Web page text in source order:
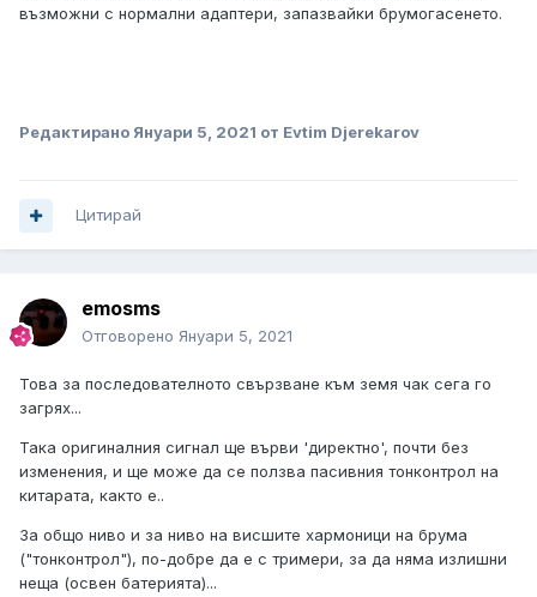
възможни с нормални адаптери, запазвайки брумогасенето.
Редактирано Януари 5, 2021 от Evtim Djerekarov
Цитирай
emosms
Отговорено Януари 5, 2021
Това за последователното свързване към земя чак сега го
загрях...
Така оригиналния сигнал ще върви 'директно', почти без
изменения, и ще може да се ползва пасивния тонконтрол на
китарата, както е..
За общо ниво и за ниво на висшите хармоници на брума
("тонконтрол"), по-добре да е с тримери, за да няма излишни
неща (освен батерията)...